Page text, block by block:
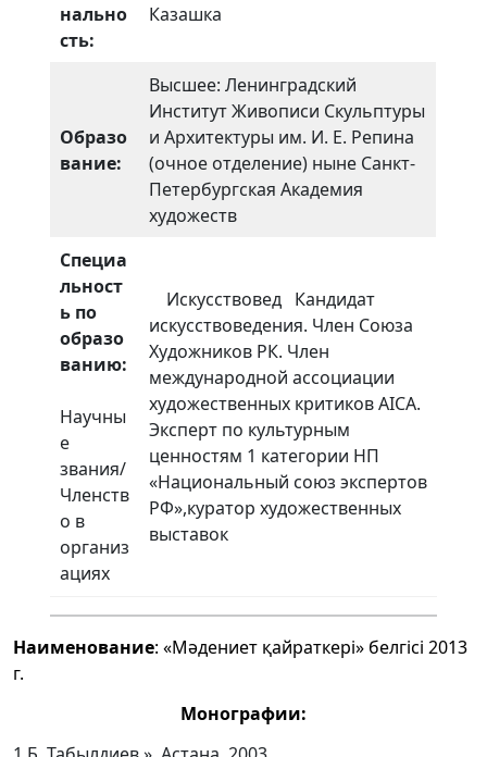
нально
сть:
Казашка
Образо
вание:
Высшее: Ленинградский
Институт Живописи Скульптуры
и Архитектуры им. И. Е. Репина
(очное отделение) ныне Санкт-
Петербургская Академия
художеств
Специа
льност
ь по
образо
ванию:
Научны
е
звания/
Членств
о в
организ
ациях
Искусствовед Кандидат
искусствоведения. Член Союза
Художников РК. Член
международной ассоциации
художественных критиков AICA.
Эксперт по культурным
ценностям 1 категории НП
«Национальный союз экспертов
РФ»,куратор художественных
выставок
Наименование: «Мәдениет қайраткері» белгісі 2013
г.
Монографии: